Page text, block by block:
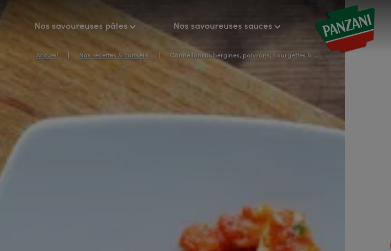
Nos savoureuses pâtes Nos savoureuses sauces
Accueil Nos recettes & conseils Cannelloni aubergines, poivrons, courgettes & feta